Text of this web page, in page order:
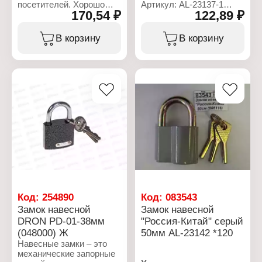
посетителей. Хорошо
работает в любых
условиях. Прочная сталь
и надежный
Артикул: AL-23142-3
Тип товара: Замок
Вид: навесной
Размер: 80 мм
170,54 ₽
В корзину
Артикул: AL-23137-1
Тип товара: Замок
Материал: чугун,
нержавеющая сталь
Цвет: черный
122,89 ₽
В корзину
Код: 254890
Замок навесной
DRON PD-01-38мм
(048000) Ж
Навесные замки – это
механические запорные
Код:083543
Замок навесной
"Россия-Китай" серый
50мм AL-23142 *120